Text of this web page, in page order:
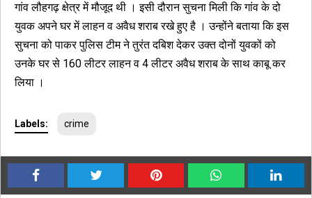
गांव लौहगढ़ क्षेत्र में मौजूद थी । इसी दौरान सुचना मिली कि गांव के दो
युवक अपने घर में लाहन व अवैध शराब रखे हुए है । उन्होंने बताया कि इस
सुचना को पाकर पुलिस टीम ने तुरंत दबिश देकर उक्त दोनों युवकों को
उनके घर से 160 लीटर लाहन व 4 लीटर अवैध शराब के साथ काबू कर
लिया ।
Labels: crime